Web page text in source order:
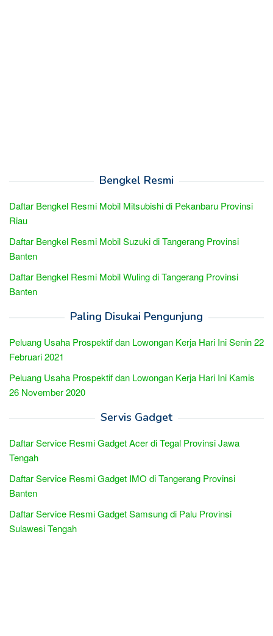
Bengkel Resmi
Daftar Bengkel Resmi Mobil Mitsubishi di Pekanbaru Provinsi
Riau
Daftar Bengkel Resmi Mobil Suzuki di Tangerang Provinsi
Banten
Daftar Bengkel Resmi Mobil Wuling di Tangerang Provinsi
Banten
Paling Disukai Pengunjung
Peluang Usaha Prospektif dan Lowongan Kerja Hari Ini Senin 22
Februari 2021
Peluang Usaha Prospektif dan Lowongan Kerja Hari Ini Kamis
26 November 2020
Servis Gadget
Daftar Service Resmi Gadget Acer di Tegal Provinsi Jawa
Tengah
Daftar Service Resmi Gadget IMO di Tangerang Provinsi
Banten
Daftar Service Resmi Gadget Samsung di Palu Provinsi
Sulawesi Tengah